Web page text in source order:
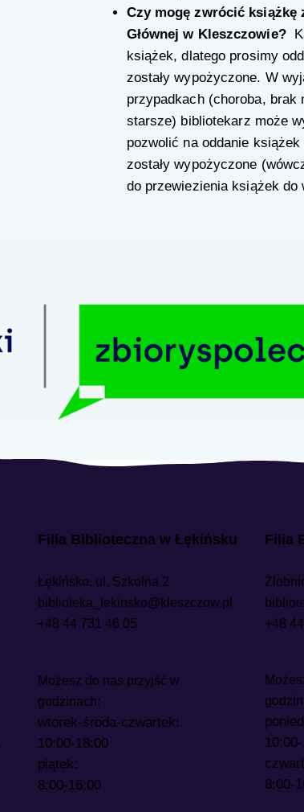
Czy mogę zwrócić
Głównej w Kleszczowie?
książek, dlatego prosimy
zostały wypożyczone. W
przypadkach (choroba,
starsze) bibliotekarz może
pozwolić na oddanie
zostały wypożyczone
do przewiezienia książek do
Filia Biblioteczna w Łękińsku
Łękińsko, ul. Szkolna 2
biblioteka_lekinsko@kleszczow.pl
+48 44 731 46 05
Możesz do nas przyjść w
godzinach:
wtorek-środa-czwartek:
10:00-18:00
piątek:
8:00-16:00
Filia
+48
8:00-